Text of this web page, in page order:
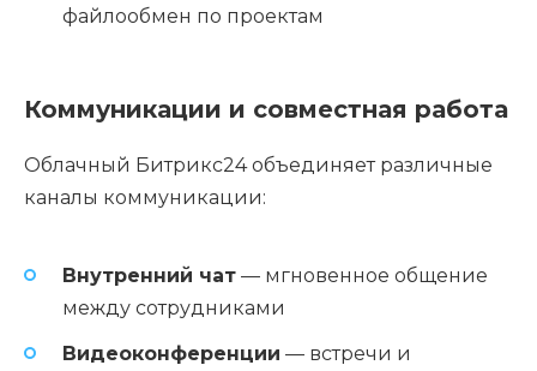
файлообмен по проектам
Коммуникации и совместная работа
Облачный Битрикс24 объединяет различные
каналы коммуникации:
Внутренний чат — мгновенное общение
между сотрудниками
Видеоконференции — встречи и